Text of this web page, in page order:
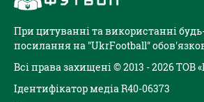
При цитуванні та використанні
посилання на "UkrFootball"
Всі права захищені © 2013 - 2026 ТОВ
Ідентифікатор медіа R40-06373